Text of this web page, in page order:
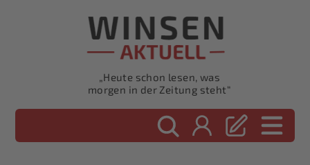
„Heute schon lesen, was
morgen in der Zeitung steht“